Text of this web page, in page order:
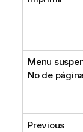
Menu
No de
Previous